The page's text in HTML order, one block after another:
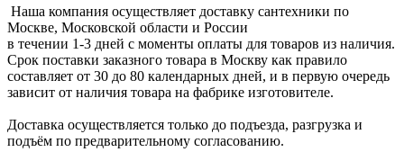
Наша компания осуществляет доставку сантехники по
Москве, Московской области и России
в течении 1-3 дней с моменты оплаты для товаров из наличия.
Срок поставки заказного товара в Москву как правило
составляет от 30 до 80 календарных дней, и в первую очередь
зависит от наличия товара на фабрике изготовителе.
Доставка осуществляется только до подъезда, разгрузка и
подъём по предварительному согласованию.